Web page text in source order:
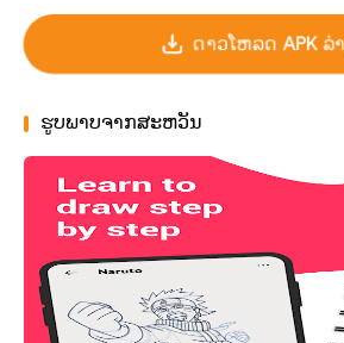
ດາວໂຫລດ APK ລ່
ຮູບພາບຈາກສະຫວັນ